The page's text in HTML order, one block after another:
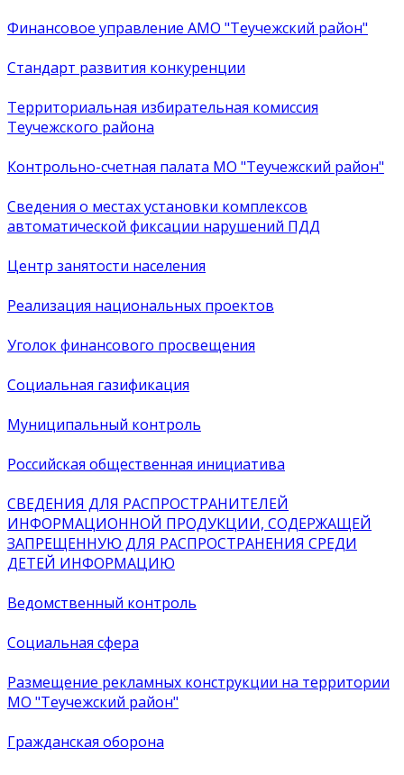
Финансовое управление АМО "Теучежский район"
Стандарт развития конкуренции
Территориальная избирательная комиссия
Теучежского района
Контрольно-счетная палата МО "Теучежский район"
Сведения о местах установки комплексов
автоматической фиксации нарушений ПДД
Центр занятости населения
Реализация национальных проектов
Уголок финансового просвещения
Социальная газификация
Муниципальный контроль
Российская общественная инициатива
СВЕДЕНИЯ ДЛЯ РАСПРОСТРАНИТЕЛЕЙ
ИНФОРМАЦИОННОЙ ПРОДУКЦИИ, СОДЕРЖАЩЕЙ
ЗАПРЕЩЕННУЮ ДЛЯ РАСПРОСТРАНЕНИЯ СРЕДИ
ДЕТЕЙ ИНФОРМАЦИЮ
Ведомственный контроль
Социальная сфера
Размещение рекламных конструкции на территории
МО "Теучежский район"
Гражданская оборона